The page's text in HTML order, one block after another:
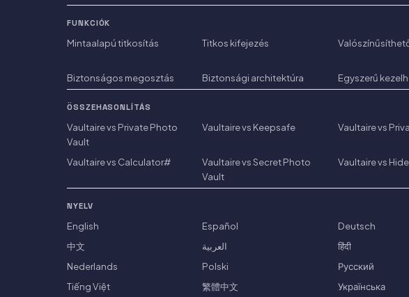
FUNKCIÓK
Mintaalapú titkosítás Titkos kifejezés
Biztonságos megosztás Biztonsági architektúra Egyszerű
ÖSSZEHASONLÍTÁS
Vaultaire vs Private Photo
Vault
Vaultaire vs Keepsafe Vaultaire vs
Vaultaire vs Calculator#
Vaultaire vs Secret Photo
Vault
Vaultaire vs
NYELV
English Español Deutsch
中文
العربية हिंदी
Nederlands
Polski Русский
Tiếng Việt
繁體中文 Українська